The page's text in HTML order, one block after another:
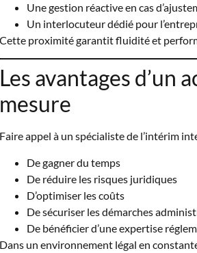
Une gestion réactive en cas
Un interlocuteur dédié pour
Cette proximité garantit fluidité et
Les avantages d’un
mesure
Faire appel à un spécialiste de l’intérim
De gagner du temps
De réduire les risques juridiques
D’optimiser les coûts
De sécuriser les démarches
De bénéficier d’une expertise
Dans un environnement légal en